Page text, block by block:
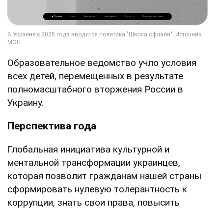
Образовательное ведомство учло условия
всех детей, перемещенных в результате
полномасштабного вторжения России в
Украину.
Перспектива года
Глобальная инициатива культурной и
ментальной трансформации украинцев,
которая позволит гражданам нашей страны
сформировать нулевую толерантность к
коррупции, знать свои права, повысить